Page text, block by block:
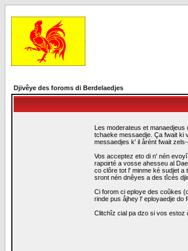
Djivêye des foroms di Berdelaedjes
Les moderateus et
tchaeke messaedje. Ça fwait ki
messaedjes k' il årént fwait
Vos acceptez eto di n' nén
rapoirté a vosse ahesseu al
co clôre tot l' minme ké sudjet
sront nén dnêyes a des tîcès
Ci forom ci eploye des coûkes
rinde pus åjhey l' eployaedje
Clitchîz cial pa dzo si vos estoz